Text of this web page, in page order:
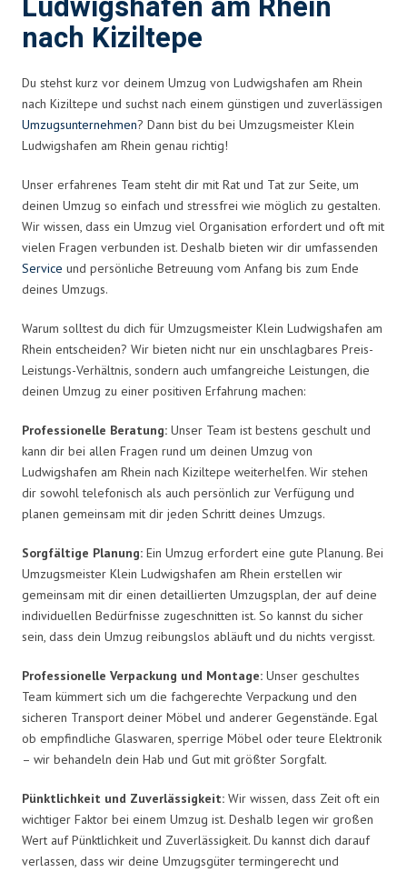
nach Kiziltepe
Du stehst kurz vor deinem Umzug von Ludwigshafen am Rhein
nach Kiziltepe und suchst nach einem günstigen und zuverlässigen
Umzugsunternehmen? Dann bist du bei Umzugsmeister Klein
Ludwigshafen am Rhein genau richtig!
Unser erfahrenes Team steht dir mit Rat und Tat zur Seite, um
deinen Umzug so einfach und stressfrei wie möglich zu gestalten.
Wir wissen, dass ein Umzug viel Organisation erfordert und oft mit
vielen Fragen verbunden ist. Deshalb bieten wir dir umfassenden
Service und persönliche Betreuung vom Anfang bis zum Ende
deines Umzugs.
Warum solltest du dich für Umzugsmeister Klein Ludwigshafen am
Rhein entscheiden? Wir bieten nicht nur ein unschlagbares Preis-
Leistungs-Verhältnis, sondern auch umfangreiche Leistungen, die
deinen Umzug zu einer positiven Erfahrung machen:
Professionelle Beratung: Unser Team ist bestens geschult und
kann dir bei allen Fragen rund um deinen Umzug von
Ludwigshafen am Rhein nach Kiziltepe weiterhelfen. Wir stehen
dir sowohl telefonisch als auch persönlich zur Verfügung und
planen gemeinsam mit dir jeden Schritt deines Umzugs.
Sorgfältige Planung: Ein Umzug erfordert eine gute Planung. Bei
Umzugsmeister Klein Ludwigshafen am Rhein erstellen wir
gemeinsam mit dir einen detaillierten Umzugsplan, der auf deine
individuellen Bedürfnisse zugeschnitten ist. So kannst du sicher
sein, dass dein Umzug reibungslos abläuft und du nichts vergisst.
Professionelle Verpackung und Montage: Unser geschultes
Team kümmert sich um die fachgerechte Verpackung und den
sicheren Transport deiner Möbel und anderer Gegenstände. Egal
ob empfindliche Glaswaren, sperrige Möbel oder teure Elektronik
– wir behandeln dein Hab und Gut mit größter Sorgfalt.
Pünktlichkeit und Zuverlässigkeit: Wir wissen, dass Zeit oft ein
wichtiger Faktor bei einem Umzug ist. Deshalb legen wir großen
Wert auf Pünktlichkeit und Zuverlässigkeit. Du kannst dich darauf
verlassen, dass wir deine Umzugsgüter termingerecht und